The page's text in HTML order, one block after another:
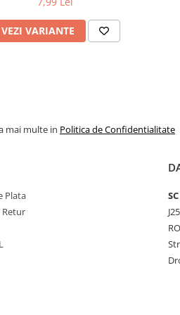
VEZI VARIANTE
mai multe in Politica de Confidentialitate
Plata
Retur